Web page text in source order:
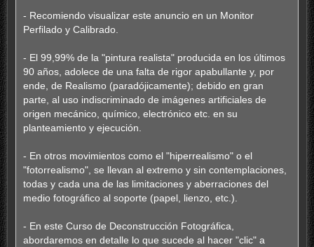
j
e
- Recomiendo visualizar este anuncio en un Monitor
Perfilado y Calibrado.
- El 99,99% de la "pintura realista" producida en los últimos
90 años, adolece de una falta de rigor apabullante y, por
ende, de Realismo (paradójicamente); debido en gran
parte, al uso indiscriminado de imágenes artificiales de
origen mecánico, químico, electrónico etc. en su
planteamiento y ejecución.
- En otros movimientos como el "hiperrealismo" o el
"fotorrealismo", se llevan al extremo y sin contemplaciones,
todas y cada una de las limitaciones y aberraciones del
medio fotográfico al soporte (papel, lienzo, etc.).
- En este Curso de Deconstrucción Fotográfica,
abordaremos en detalle lo que sucede al hacer "clic" a